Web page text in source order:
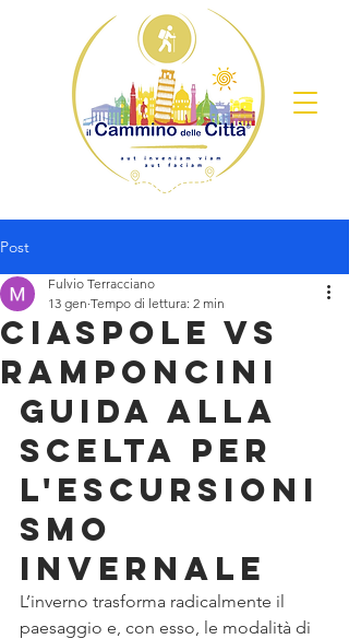
Post
Ciaspole vs
Ramponcini
Fulvio Terracciano
13 gen Tempo di lettura: 2 min
Guida alla
Scelta per
l'Escursioni
smo
Invernale
L’inverno trasforma radicalmente il
paesaggio e, con esso, le modalità di